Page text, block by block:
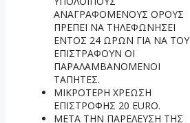
ΑΝΑΓΡΑΦΟΜΕΝΟΥΣ ΟΡΟΥΣ
ΠΡΕΠΕΙ ΝΑ ΤΗΛΕΦΩΝΗΣΕΙ
ΕΝΤΟΣ 24 ΩΡΩΝ ΓΙΑ ΝΑ ΤΟΥ
ΕΠΙΣΤΡΑΦΟΥΝ ΟΙ
ΠΑΡΑΛΑΜΒΑΝΟΜΕΝΟΙ
ΤΑΠΗΤΕΣ.
ΜΙΚΡΟΤΕΡΗ ΧΡΕΩΣΗ
ΕΠΙΣΤΡΟΦΗΣ 20 EURO.
ΜΕΤΑ ΤΗΝ ΠΑΡΕΛΕΥΣΗ ΤΗΣ